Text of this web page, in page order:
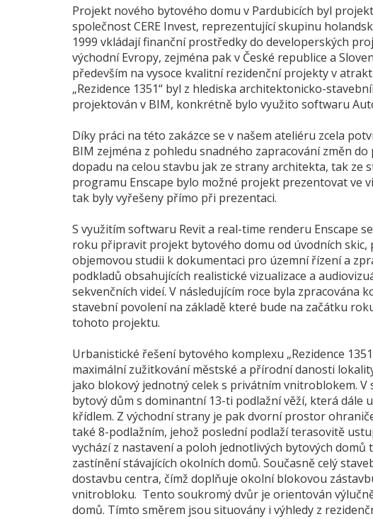
Projekt nového bytového domu v Pardubicích byl
společnost CERE Invest, reprezentující skupinu
1999 vkládají finanční prostředky do developerských
východní Evropy, zejména pak v České republice a
především na vysoce kvalitní rezidenční projekty v
„Rezidence 1351“ byl z hlediska architektonicko-
projektován v BIM, konkrétně bylo využito softwaru
Díky práci na této zakázce se v našem ateliéru zcela
BIM zejména z pohledu snadného zapracování změn
dopadu na celou stavbu jak ze strany architekta, tak ze
programu Enscape bylo možné projekt prezentovat ve
tak byly vyřešeny přímo při prezentaci.
S využitím softwaru Revit a real-time renderu Enscape
roku připravit projekt bytového domu od úvodních skic,
objemovou studii k dokumentaci pro územní řízení a
podkladů obsahujících realistické vizualizace a
sekvenčních videí. V následujícím roce byla zpracována
stavební povolení na základě které bude na začátku
tohoto projektu.
Urbanistické řešení bytového komplexu „Rezidence
maximální zužitkování městské a přírodní danosti
jako blokový jednotný celek s privátním vnitroblokem. V
bytový dům s dominantní 13-ti podlažní věží, která dále
křídlem. Z východní strany je pak dvorní prostor
také 8-podlažním, jehož poslední podlaží terasovitě
vychází z nastavení a poloh jednotlivých bytových domů
zastínění stávajících okolních domů. Současně celý
dostavbu centra, čímž doplňuje okolní blokovou
vnitrobloku. Tento soukromý dvůr je orientován
domů. Tímto směrem jsou situovány i výhledy z